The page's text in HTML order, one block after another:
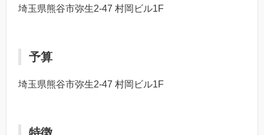
埼玉県熊谷市弥生2-47 村岡ビル1F
予算
埼玉県熊谷市弥生2-47 村岡ビル1F
特徴